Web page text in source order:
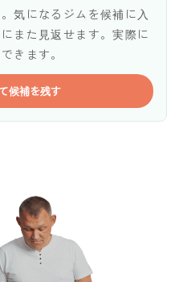
気になるジムを候補に入
また見返せます。実際に
きます。
候補を残す